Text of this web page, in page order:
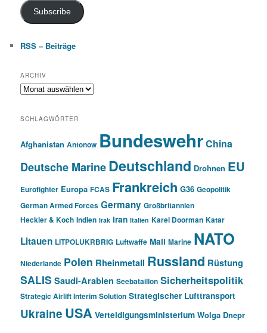
Subscribe
RSS – Beiträge
ARCHIV
Archiv
SCHLAGWÖRTER
Afghanistan Antonow BundeswehrChina
Deutsche MarineDeutschland Drohnen EU
Eurofighter Europa FCAS Frankreich G36 Geopolitik
German Armed Forces Germany Großbritannien
Heckler & Koch Indien Irak Iran Italien Karel Doorman Katar
Litauen LITPOLUKRBRIG Luftwaffe Mali Marine NATO
Niederlande Polen Rheinmetall Russland Rüstung
SALIS Saudi-Arabien Seebataillon Sicherheitspolitik
Strategic Airlift Interim Solution Strategischer Lufttransport
Ukraine USA Verteidigungsministerium Wolga Dnepr